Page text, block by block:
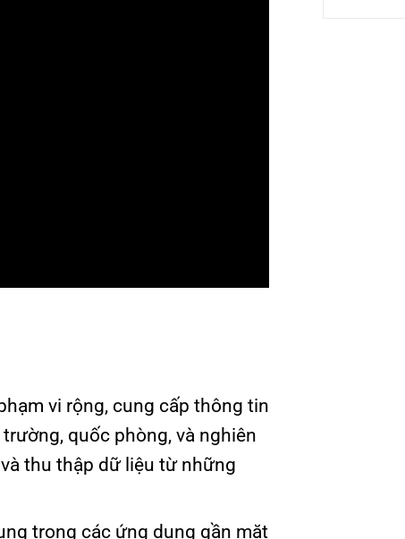
vi rộng, cung cấp thông tin
quốc phòng, và nghiên
thu thập dữ liệu từ những
trong các ứng dụng gần mặt